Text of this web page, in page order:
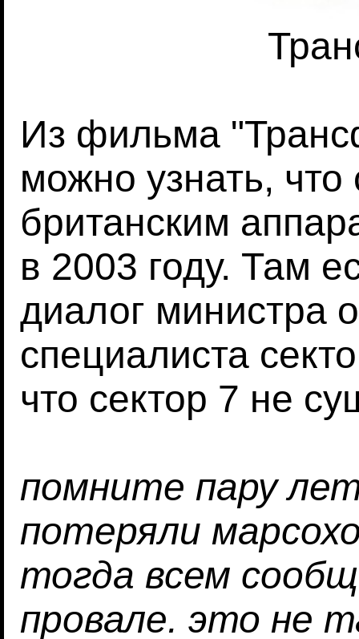
Из фильма
можно узнать, что
британским
в 2003 году. Там
диалог
специалиста
что сектор 7 не
помните пару
потеряли
тогда всем
провале. это не